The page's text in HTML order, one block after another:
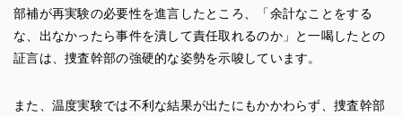
部補が再実験の必要性を進言したところ、「余計なことをする
な、出なかったら事件を潰して責任取れるのか」と一喝したとの
証言は、捜査幹部の強硬的な姿勢を示唆しています。
また、温度実験では不利な結果が出たにもかかわらず、捜査幹部